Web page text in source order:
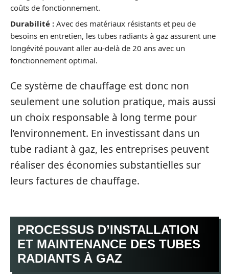
coûts de fonctionnement.
Durabilité : Avec des matériaux résistants et peu de
besoins en entretien, les tubes radiants à gaz assurent une
longévité pouvant aller au-delà de 20 ans avec un
fonctionnement optimal.
Ce système de chauffage est donc non
seulement une solution pratique, mais aussi
un choix responsable à long terme pour
l’environnement. En investissant dans un
tube radiant à gaz, les entreprises peuvent
réaliser des économies substantielles sur
leurs factures de chauffage.
PROCESSUS D’INSTALLATION
ET MAINTENANCE DES TUBES
RADIANTS À GAZ